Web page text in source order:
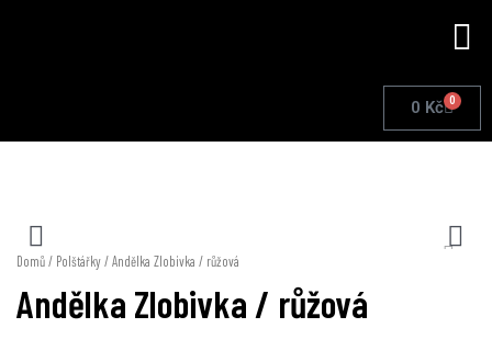
0 Kč 0Cart
Domů/ Polštářky/ Andělka Zlobivka / růžová
Andělka Zlobivka / růžová